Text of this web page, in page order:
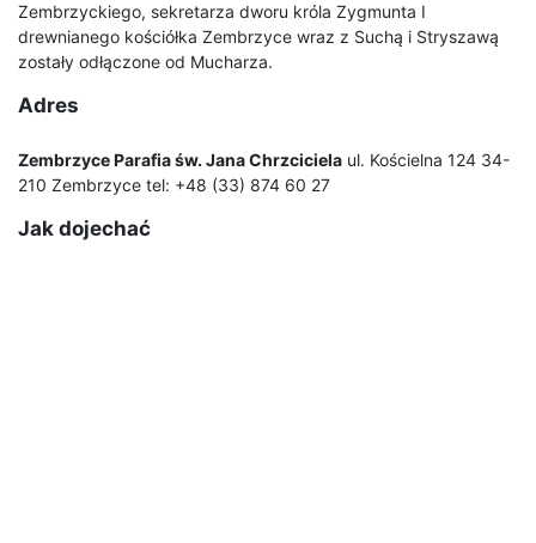
Zembrzyckiego, sekretarza dworu króla Zygmunta I
drewnianego kościółka Zembrzyce wraz z Suchą i Stryszawą
zostały odłączone od Mucharza.
Adres
Zembrzyce Parafia św. Jana Chrzciciela ul. Kościelna 124 34-
210 Zembrzyce tel: +48 (33) 874 60 27
Jak dojechać